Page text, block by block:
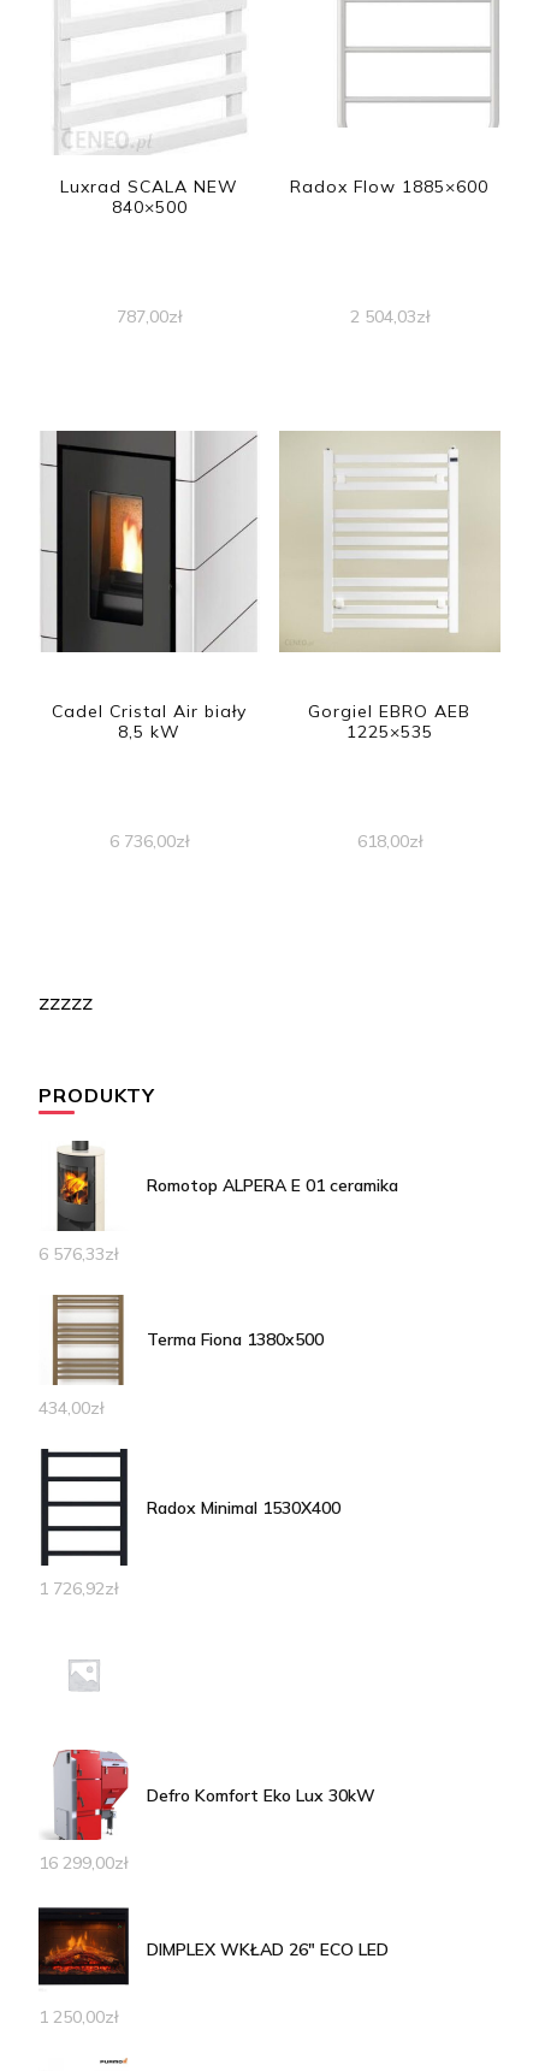
Luxrad SCALA NEW
840×500
787,00zł
Radox Flow 1885×600
2 504,03zł
Cadel Cristal Air biały
8,5 kW
6 736,00zł
Gorgiel EBRO AEB
1225×535
618,00zł
zzzzz
PRODUKTY
Romotop ALPERA E 01 ceramika
6 576,33zł
Terma Fiona 1380x500
434,00zł
Radox Minimal 1530X400
1 726,92zł
Defro Komfort Eko Lux 30kW
16 299,00zł
DIMPLEX WKŁAD 26" ECO LED
1 250,00zł